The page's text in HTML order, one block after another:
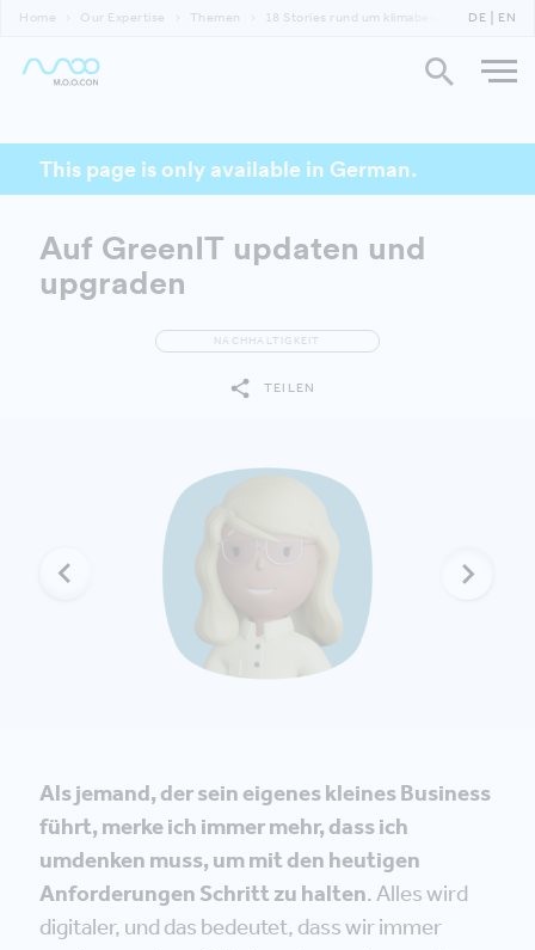
Home Our Expertise Themen 18 Stories rund um klimabewussteDE EN
This page is only available in German.
Auf GreenIT updaten und
upgraden
NACHHALTIGKEIT
TEILEN
Als jemand, der sein eigenes kleines Business
führt, merke ich immer mehr, dass ich
umdenken muss, um mit den heutigen
Anforderungen Schritt zu halten. Alles wird
digitaler, und das bedeutet, dass wir immer